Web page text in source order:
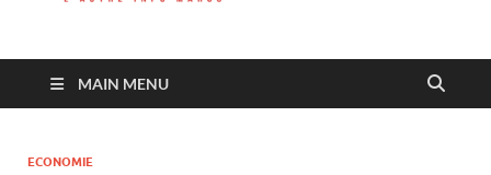
MAIN MENU
ECONOMIE